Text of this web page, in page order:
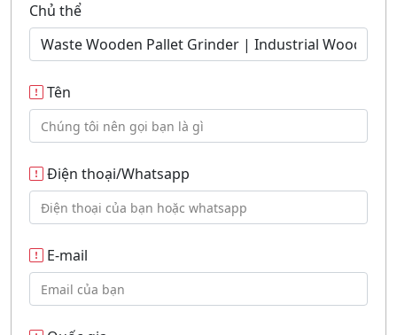
Chủ thể
Tên
Điện thoại/Whatsapp
E-mail